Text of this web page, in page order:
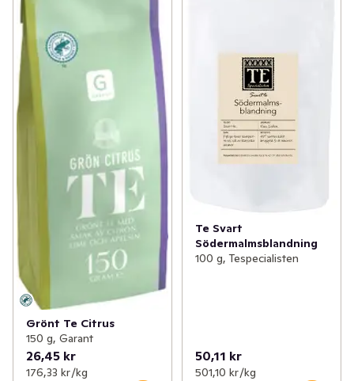
Grönt Te Citrus
150 g, Garant
26,45 kr
176,33 kr /kg
Te Svart
Södermalmsblandning
100 g, Tespecialisten
50,11 kr
501,10 kr /kg